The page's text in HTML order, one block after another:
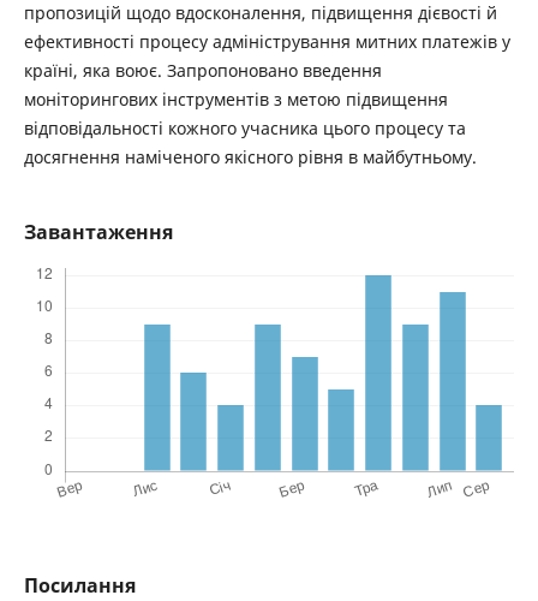
пропозицій щодо вдосконалення, підвищення дієвості й
ефективності процесу адміністрування митних платежів у
країні, яка воює. Запропоновано введення
моніторингових інструментів з метою підвищення
відповідальності кожного учасника цього процесу та
досягнення наміченого якісного рівня в майбутньому.
Завантаження
Посилання